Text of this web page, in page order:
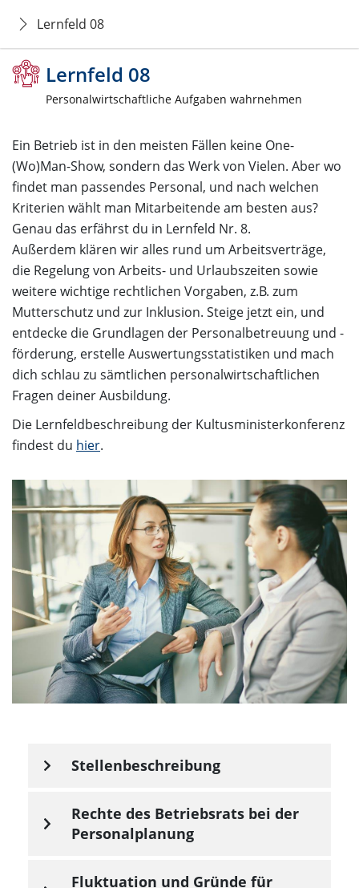
Lernfeld 08
Lernfeld 08
Personalwirtschaftliche Aufgaben wahrnehmen
Ein Betrieb ist in den meisten Fällen keine One-
(Wo)Man-Show, sondern das Werk von Vielen. Aber wo
findet man passendes Personal, und nach welchen
Kriterien wählt man Mitarbeitende am besten aus?
Genau das erfährst du in Lernfeld Nr. 8.
Außerdem klären wir alles rund um Arbeitsverträge,
die Regelung von Arbeits- und Urlaubszeiten sowie
weitere wichtige rechtlichen Vorgaben, z.B. zum
Mutterschutz und zur Inklusion. Steige jetzt ein, und
entdecke die Grundlagen der Personalbetreuung und -
förderung, erstelle Auswertungsstatistiken und mach
dich schlau zu sämtlichen personalwirtschaftlichen
Fragen deiner Ausbildung.
Die Lernfeldbeschreibung der Kultusministerkonferenz
findest du hier.
Stellenbeschreibung
Rechte des Betriebsrats bei der
Personalplanung
Fluktuation und Gründe für